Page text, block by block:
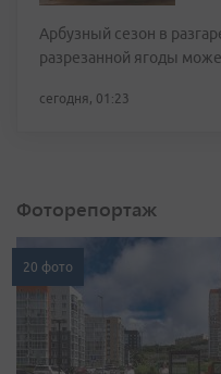
Арбузный сезон в
разрезанной ягоды
сегодня, 01:23
Фоторепортаж
20 фото